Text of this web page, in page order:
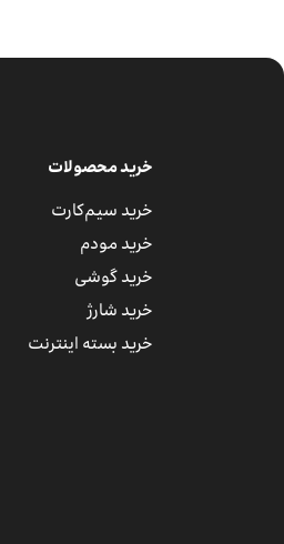
خرید محصولات
خرید سیم‌کارت
خرید مودم
خرید گوشی
خرید شارژ
خرید بسته اینترنت